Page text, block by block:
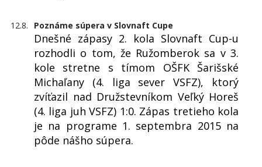
12.8. Poznáme súpera v Slovnaft Cupe
Dnešné zápasy 2. kola Slovnaft Cup-u
rozhodli o tom, že Ružomberok sa v 3.
kole stretne s tímom OŠFK Šarišské
Michaľany (4. liga sever VSFZ), ktorý
zvíťazil nad Družstevníkom Veľký Horeš
(4. liga juh VSFZ) 1:0. Zápas tretieho kola
je na programe 1. septembra 2015 na
pôde nášho súpera.